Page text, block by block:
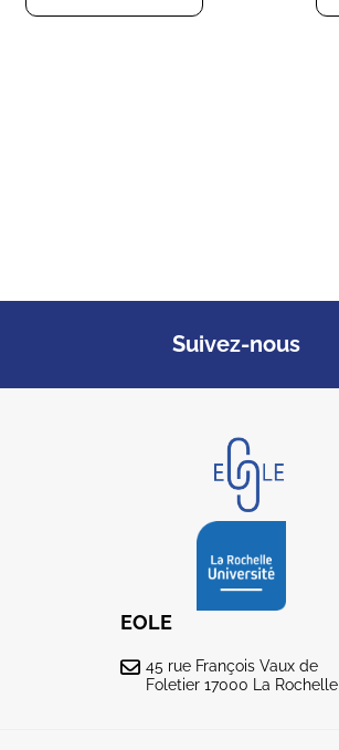
Suivez-nous
EOLE
45 rue François Vaux de
Foletier 17000 La Rochelle